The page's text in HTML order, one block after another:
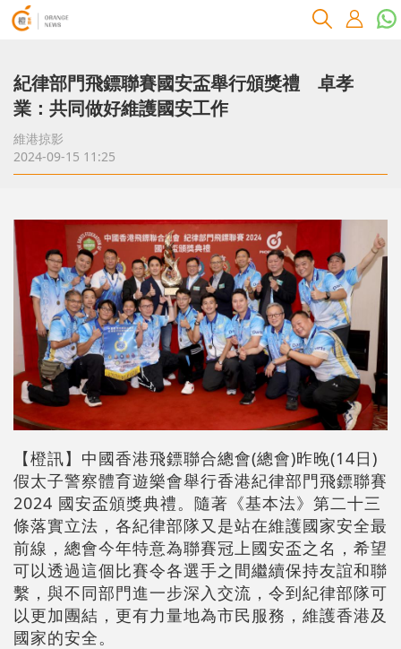
紀律部門飛鏢聯賽國安盃舉行頒獎禮 卓孝
業：共同做好維護國安工作
維港掠影
2024-09-15 11:25
【橙訊】中國香港飛鏢聯合總會(總會)昨晚(14日)
假太子警察體育遊樂會舉行香港紀律部門飛鏢聯賽
2024 國安盃頒獎典禮。隨著《基本法》第二十三
條落實立法，各紀律部隊又是站在維護國家安全最
前線，總會今年特意為聯賽冠上國安盃之名，希望
可以透過這個比賽令各選手之間繼續保持友誼和聯
繫，與不同部門進一步深入交流，令到紀律部隊可
以更加團結，更有力量地為市民服務，維護香港及
國家的安全。